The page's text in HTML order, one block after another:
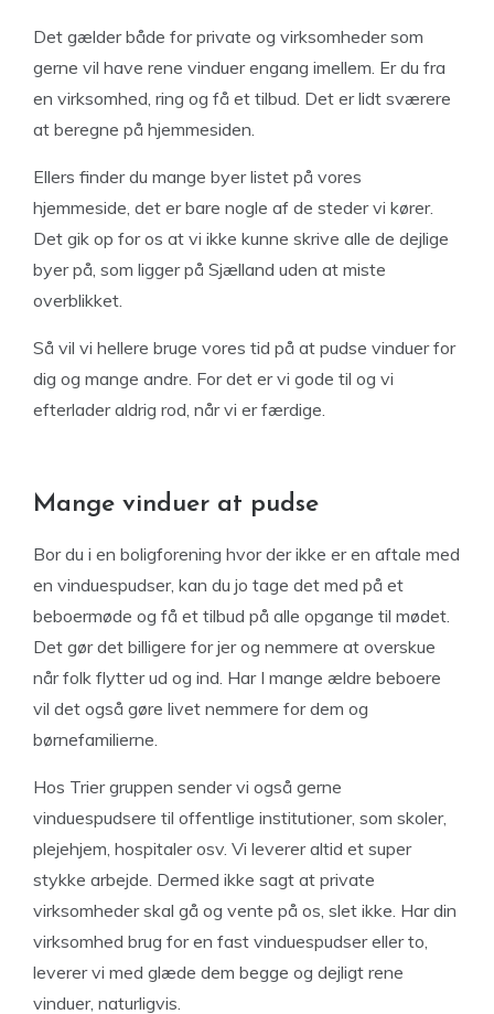
Det gælder både for private og virksomheder som
gerne vil have rene vinduer engang imellem. Er du fra
en virksomhed, ring og få et tilbud. Det er lidt sværere
at beregne på hjemmesiden.
Ellers finder du mange byer listet på vores
hjemmeside, det er bare nogle af de steder vi kører.
Det gik op for os at vi ikke kunne skrive alle de dejlige
byer på, som ligger på Sjælland uden at miste
overblikket.
Så vil vi hellere bruge vores tid på at pudse vinduer for
dig og mange andre. For det er vi gode til og vi
efterlader aldrig rod, når vi er færdige.
Mange vinduer at pudse
Bor du i en boligforening hvor der ikke er en aftale med
en vinduespudser, kan du jo tage det med på et
beboermøde og få et tilbud på alle opgange til mødet.
Det gør det billigere for jer og nemmere at overskue
når folk flytter ud og ind. Har I mange ældre beboere
vil det også gøre livet nemmere for dem og
børnefamilierne.
Hos Trier gruppen sender vi også gerne
vinduespudsere til offentlige institutioner, som skoler,
plejehjem, hospitaler osv. Vi leverer altid et super
stykke arbejde. Dermed ikke sagt at private
virksomheder skal gå og vente på os, slet ikke. Har din
virksomhed brug for en fast vinduespudser eller to,
leverer vi med glæde dem begge og dejligt rene
vinduer, naturligvis.